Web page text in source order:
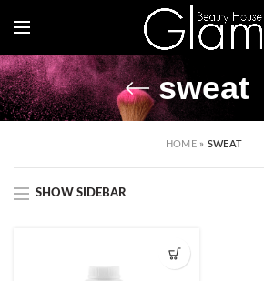
sweat
HOME» SWEAT
SHOW SIDEBAR